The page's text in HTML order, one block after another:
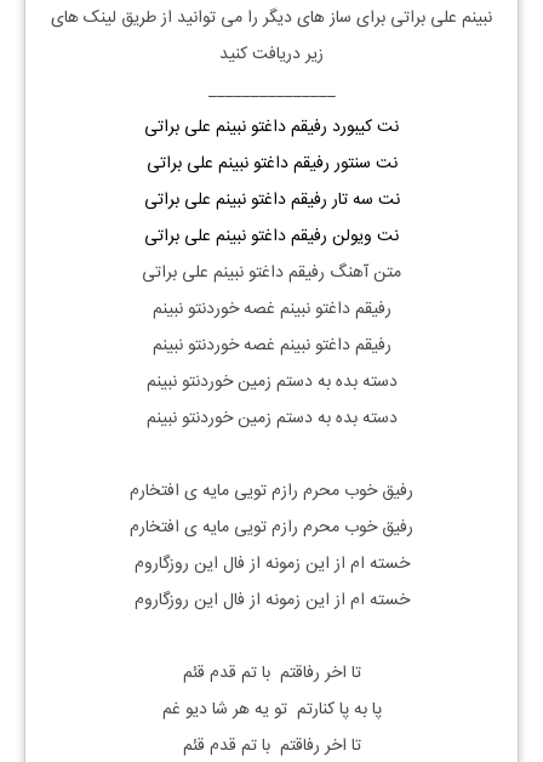
نبینم علی براتی برای ساز های دیگر را می توانید از طریق لینک های
زیر دریافت کنید
_______________
نت کیبورد رفیقم داغتو نبینم علی براتی
نت سنتور رفیقم داغتو نبینم علی براتی
نت سه تار رفیقم داغتو نبینم علی براتی
نت ویولن رفیقم داغتو نبینم علی براتی
متن آهنگ رفیقم داغتو نبینم علی براتی
رفیقم داغتو نبینم غصه خوردنتو نبینم
رفیقم داغتو نبینم غصه خوردنتو نبینم
دسته بده به دستم زمین خوردنتو نبینم
دسته بده به دستم زمین خوردنتو نبینم
رفیق خوب محرم رازم تویی مایه ی افتخارم
رفیق خوب محرم رازم تویی مایه ی افتخارم
خسته ام از این زمونه از فال این روزگاروم
خسته ام از این زمونه از فال این روزگاروم
تا اخر رفاقتم با تم قدم قئم
پا به پا کنارتم تو یه هر شا دیو غم
تا اخر رفاقتم با تم قدم قئم